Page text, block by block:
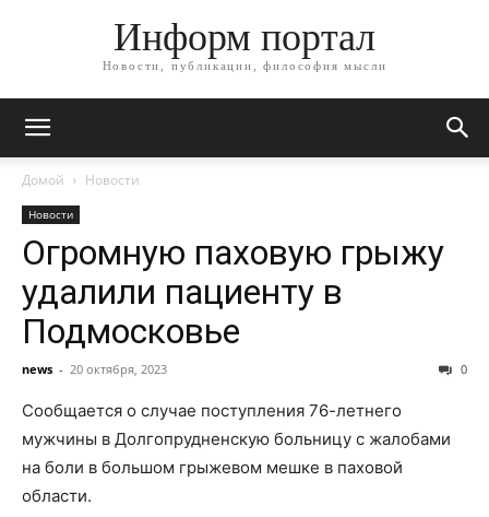
Информ портал
Новости, публикации, философия мысли
Домой Новости
Новости
Огромную паховую грыжу
удалили пациенту в
Подмосковье
news - 20 октября, 2023 0
Сообщается о случае поступления 76-летнего
мужчины в Долгопрудненскую больницу с жалобами
на боли в большом грыжевом мешке в паховой
области.